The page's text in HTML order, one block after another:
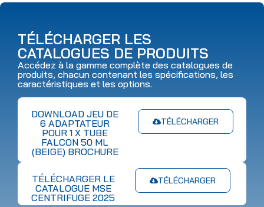
TÉLÉCHARGER LES
CATALOGUES DE PRODUITS
Accédez à la gamme complète des catalogues de
produits, chacun contenant les spécifications, les
caractéristiques et les options.
TÉLÉCHARGER
DOWNLOAD JEU DE
6 ADAPTATEUR
POUR 1 X TUBE
FALCON 50 ML
(BEIGE) BROCHURE
TÉLÉCHARGER
TÉLÉCHARGER LE
CATALOGUE MSE
CENTRIFUGE 2025